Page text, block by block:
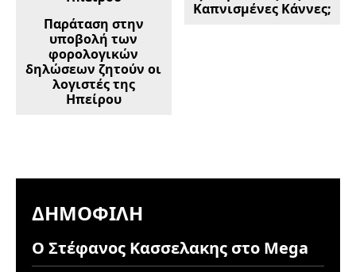
Παράταση στην
υποβολή των
φορολογικών
δηλώσεων ζητούν οι
λογιστές της
Ηπείρου
Καπνισμένες Κάννες;
ΔΗΜΟΦΙΛΉ
Ο Στέφανος Κασσελακης στο Mega